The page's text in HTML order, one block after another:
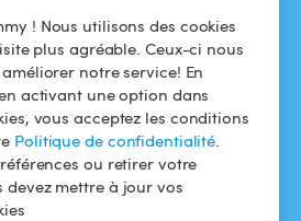
! Nous utilisons des cookies
plus agréable. Ceux-ci nous
notre service! En
activant une option dans
vous acceptez les conditions
Politique de confidentialité.
ou retirer votre
devez mettre à jour vos
les
ma piscine
ça
?
Conditions
d'utilisation
Politique de
confidentialité
Mentions légales